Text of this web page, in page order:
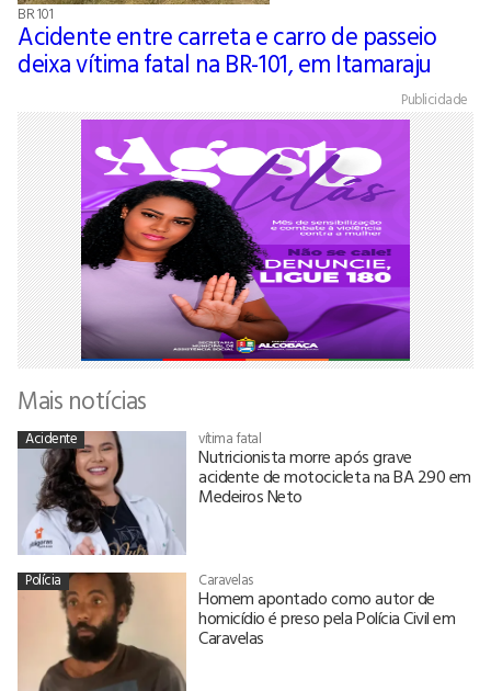
BR 101
Acidente entre carreta e carro de passeio
deixa vítima fatal na BR-101, em Itamaraju
Publicidade
Mais notícias
Acidente vítima fatal
Nutricionista morre após grave
acidente de motocicleta na BA 290 em
Medeiros Neto
Polícia Caravelas
Homem apontado como autor de
homicídio é preso pela Polícia Civil em
Caravelas